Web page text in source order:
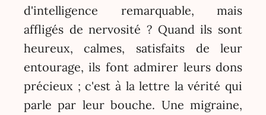
d'intelligence remarquable, mais
affligés de nervosité ? Quand ils sont
heureux, calmes, satisfaits de leur
entourage, ils font admirer leurs dons
précieux ; c'est à la lettre la vérité qui
parle par leur bouche. Une migraine,